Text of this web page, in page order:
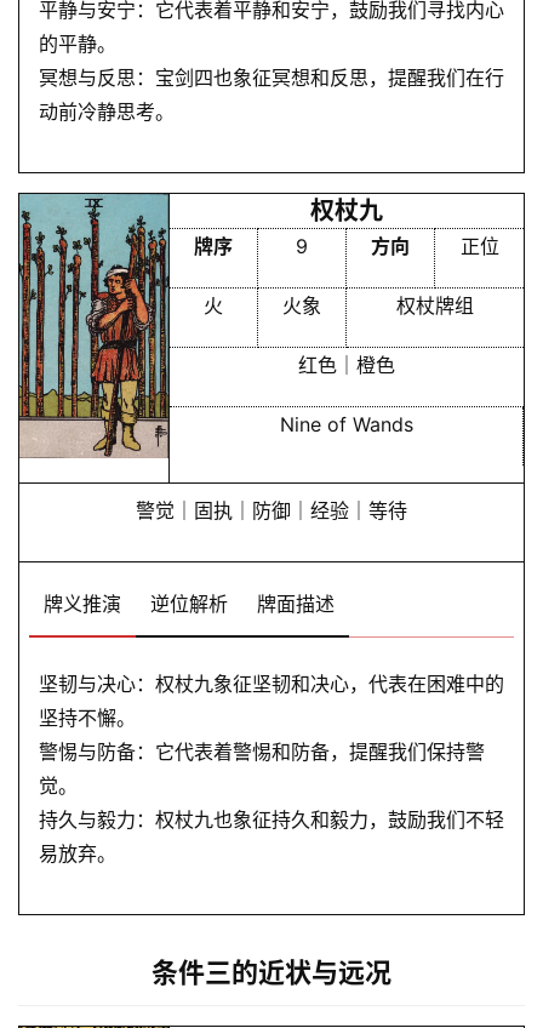
平静与安宁：它代表着平静和安宁，鼓励我们寻找内心
的平静。
冥想与反思：宝剑四也象征冥想和反思，提醒我们在行
动前冷静思考。
权杖九
牌序 9 方向 正位
火 火象 权杖牌组
红色｜橙色
Nine of Wands
警觉｜固执｜防御｜经验｜等待
牌义推演 逆位解析 牌面描述
坚韧与决心：权杖九象征坚韧和决心，代表在困难中的
坚持不懈。
警惕与防备：它代表着警惕和防备，提醒我们保持警
觉。
持久与毅力：权杖九也象征持久和毅力，鼓励我们不轻
易放弃。
条件三的近状与远况